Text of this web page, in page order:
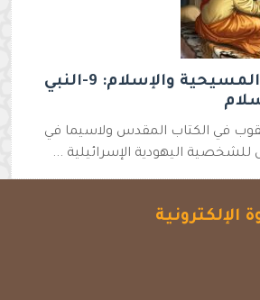
أبرز الأنبياء بين المسيحية والإسلام: 9-النبي
في الكتاب المقدس ولاسيما في
اليهودية الإسرائيلية ...
الإلكترونية